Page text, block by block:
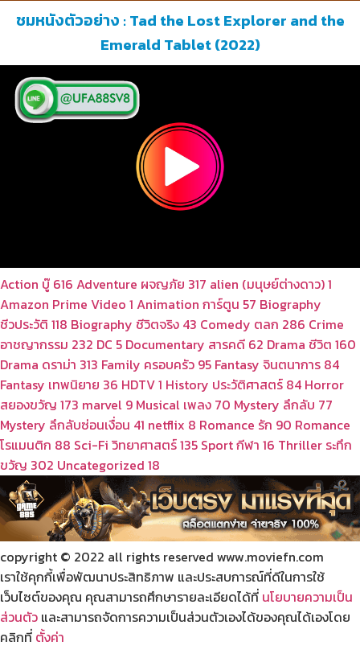
ชมหนังตัวอย่าง : Tad the Lost Explorer and the
Emerald Tablet (2022)
Action บู๊ 616 Adventure ผจญภัย 317 alien (มนุษย์ต่างดาว)1
Amazon Prime Video 1 Animation การ์ตูน 57 Biography
ชีวประวัติ 118 Biography ชีวิตจริง 43 Comedy ตลก 286 Crime
อาชญากรรม 232 DC 5 Documentary สารคดี 62 Drama ชีวิต 160
Drama ดราม่า 313 Family ครอบครัว 95 Fantasy จินตนาการ 84
Fantasy เทพนิยาย 36 HDTV1 History ประวัติศาสตร์ 84 Horror
สยองขวัญ 173 marvel 9 Musical เพลง 70 Mystery ลึกลับ 77
Mystery ลึกลับซ่อนเงื่อน 41 netflix 8 Romance รัก 90 Romance
โรแมนติก 88 Sci-Fi วิทยาศาสตร์135 Sport กีฬา 16 Thriller ระทึก
ขวัญ 302 Uncategorized 18
copyright © 2022 all rights reserved www.moviefn.com
เราใช้คุกกี้เพื่อพัฒนาประสิทธิภาพ และประสบการณ์ที่ดีในการใช้
เว็บไซต์ของคุณ คุณสามารถศึกษารายละเอียดได้ที่ นโยบายความเป็น
ส่วนตัว และสามารถจัดการความเป็นส่วนตัวเองได้ของคุณได้เองโดย
คลิกที่ ตั้งค่า